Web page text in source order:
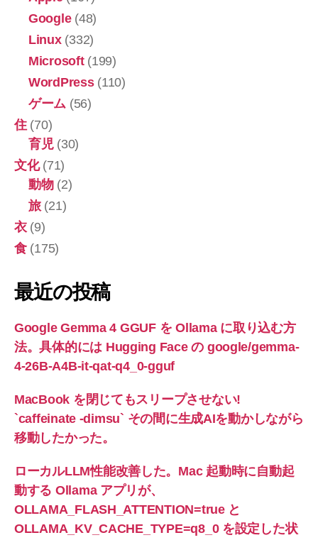
Google(48)
Linux(332)
Microsoft(199)
WordPress(110)
ゲーム (56)
住(70)
育児(30)
文化(71)
動物(2)
旅(21)
衣(9)
食(175)
最近の投稿
Google Gemma 4 GGUF を Ollama に取り込む方
法。具体的には Hugging Face の google/gemma-
4-26B-A4B-it-qat-q4_0-gguf
MacBook を閉じてもスリープさせない!
`caffeinate -dimsu` その間に生成AIを動かしながら
移動したかった。
ローカルLLM性能改善した。Mac 起動時に自動起
動する Ollama アプリが、
OLLAMA_FLASH_ATTENTION=true と
OLLAMA_KV_CACHE_TYPE=q8_0 を設定した状